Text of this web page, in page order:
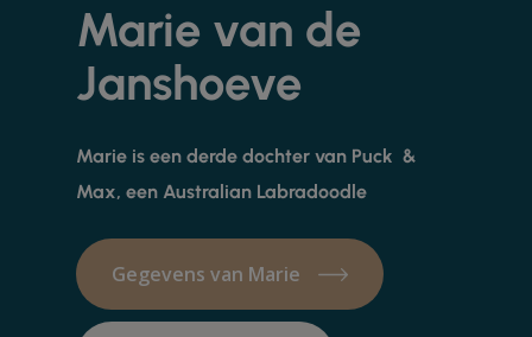
Marie van de
Janshoeve
Marie is een derde dochter van Puck &
Max, een Australian Labradoodle
Gegevens van Marie